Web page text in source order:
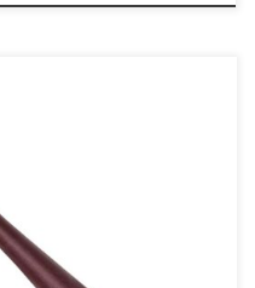
i Högsby
stadgeändringar.